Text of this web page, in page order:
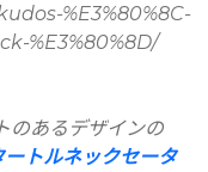
%E3%80%8C-
%E3%80%8D/
のあるデザインの
トルネックセータ